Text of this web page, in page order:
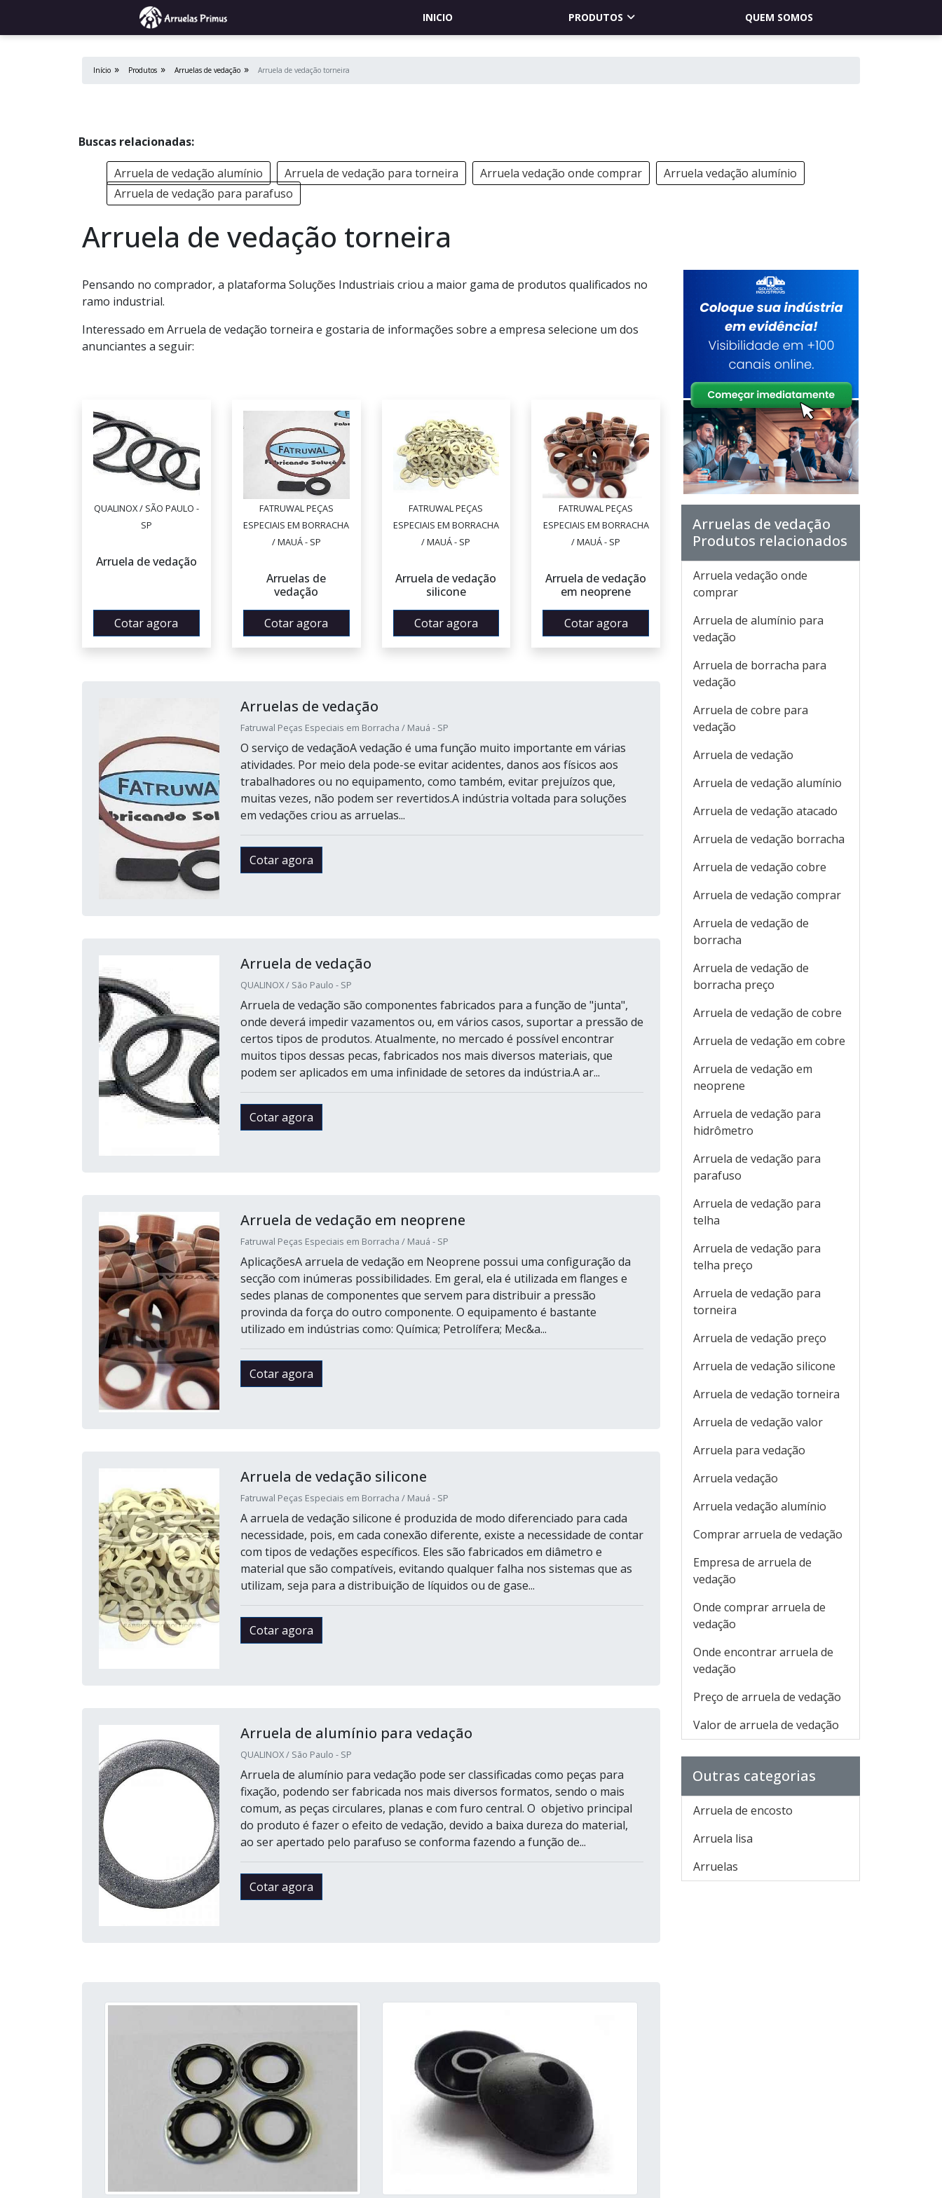
INICIO PRODUTOS QUEM SOMOS
Início Produtos Arruelas de vedação Arruela de vedação torneira
Buscas relacionadas:
Arruela de vedação alumínio Arruela de vedação para torneira Arruela vedação onde comprar
Arruela vedação alumínio
Arruela de vedação para parafuso
Arruela de vedação torneira
Pensando no comprador, a plataforma Soluções Industriais criou a maior gama de produtos qualificados no
ramo industrial.
Interessado em Arruela de vedação torneira e gostaria de informações sobre a empresa selecione um dos
anunciantes a seguir:
QUALINOX / SÃO PAULO -
SP
Arruela de vedação
Cotar agora
FATRUWAL PEÇAS
ESPECIAIS EM BORRACHA
/ MAUÁ - SP
Arruelas de
vedação
Cotar agora
FATRUWAL PEÇAS
ESPECIAIS EM BORRACHA
/ MAUÁ - SP
Arruela de vedação
silicone
Cotar agora
FATRUWAL PEÇAS
ESPECIAIS EM BORRACHA
/ MAUÁ - SP
Arruela de vedação
em neoprene
Cotar agora
Arruelas de vedação
Fatruwal Peças Especiais em Borracha / Mauá - SP
O serviço de vedaçãoA vedação é uma função muito importante em várias
atividades. Por meio dela pode-se evitar acidentes, danos aos físicos aos
trabalhadores ou no equipamento, como também, evitar prejuízos que,
muitas vezes, não podem ser revertidos.A indústria voltada para soluções
em vedações criou as arruelas...
Cotar agora
Arruela de vedação
QUALINOX / São Paulo - SP
Arruela de vedação são componentes fabricados para a função de "junta",
onde deverá impedir vazamentos ou, em vários casos, suportar a pressão de
certos tipos de produtos. Atualmente, no mercado é possível encontrar
muitos tipos dessas pecas, fabricados nos mais diversos materiais, que
podem ser aplicados em uma infinidade de setores da indústria.A ar...
Cotar agora
Arruela de vedação em neoprene
Fatruwal Peças Especiais em Borracha / Mauá - SP
AplicaçõesA arruela de vedação em Neoprene possui uma configuração da
secção com inúmeras possibilidades. Em geral, ela é utilizada em flanges e
sedes planas de componentes que servem para distribuir a pressão
provinda da força do outro componente. O equipamento é bastante
utilizado em indústrias como: Química; Petrolífera; Mec&a...
Cotar agora
Arruela de vedação silicone
Fatruwal Peças Especiais em Borracha / Mauá - SP
A arruela de vedação silicone é produzida de modo diferenciado para cada
necessidade, pois, em cada conexão diferente, existe a necessidade de contar
com tipos de vedações específicos. Eles são fabricados em diâmetro e
material que são compatíveis, evitando qualquer falha nos sistemas que as
utilizam, seja para a distribuição de líquidos ou de gase...
Cotar agora
Arruela de alumínio para vedação
QUALINOX / São Paulo - SP
Arruela de alumínio para vedação pode ser classificadas como peças para
fixação, podendo ser fabricada nos mais diversos formatos, sendo o mais
comum, as peças circulares, planas e com furo central. O objetivo principal
do produto é fazer o efeito de vedação, devido a baixa dureza do material,
ao ser apertado pelo parafuso se conforma fazendo a função de...
Cotar agora
Arruelas de vedação
Produtos relacionados
Arruela vedação onde
comprar
Arruela de alumínio para
vedação
Arruela de borracha para
vedação
Arruela de cobre para
vedação
Arruela de vedação
Arruela de vedação alumínio
Arruela de vedação atacado
Arruela de vedação borracha
Arruela de vedação cobre
Arruela de vedação comprar
Arruela de vedação de
borracha
Arruela de vedação de
borracha preço
Arruela de vedação de cobre
Arruela de vedação em cobre
Arruela de vedação em
neoprene
Arruela de vedação para
hidrômetro
Arruela de vedação para
parafuso
Arruela de vedação para
telha
Arruela de vedação para
telha preço
Arruela de vedação para
torneira
Arruela de vedação preço
Arruela de vedação silicone
Arruela de vedação torneira
Arruela de vedação valor
Arruela para vedação
Arruela vedação
Arruela vedação alumínio
Comprar arruela de vedação
Empresa de arruela de
vedação
Onde comprar arruela de
vedação
Onde encontrar arruela de
vedação
Preço de arruela de vedação
Valor de arruela de vedação
Outras categorias
Arruela de encosto
Arruela lisa
Arruelas